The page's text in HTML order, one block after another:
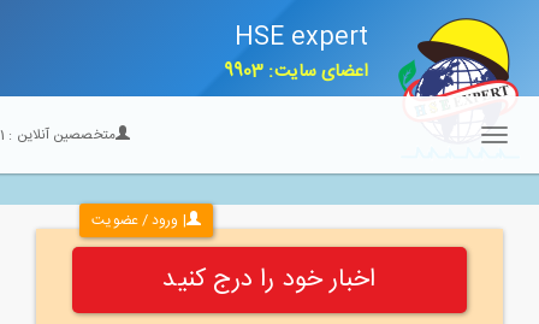
HSE expert
اعضای سایت: 9903
| ورود / عضویت
متخصصین آنلاین :21
Toggle
navigation
اخبار خود را درج کنید